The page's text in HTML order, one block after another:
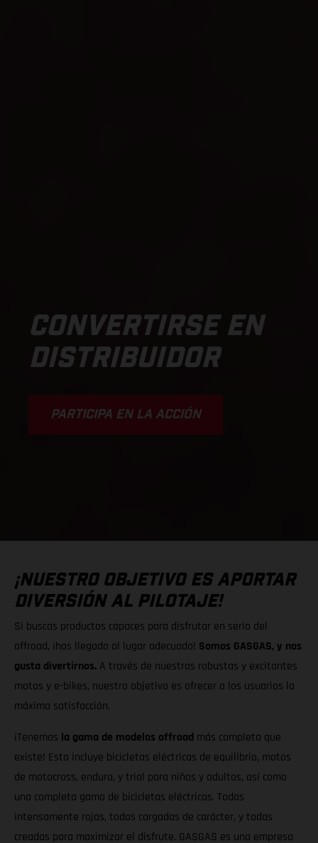
CONVERTIRSE EN
DISTRIBUIDOR
PARTICIPA EN LA ACCIÓN
¡NUESTRO OBJETIVO ES APORTAR
DIVERSIÓN AL PILOTAJE!
Si buscas productos capaces para disfrutar en serio del
offroad, ¡has llegado al lugar adecuado! Somos GASGAS, y nos
gusta divertirnos. A través de nuestras robustas y excitantes
motos y e-bikes, nuestro objetivo es ofrecer a los usuarios la
máxima satisfacción.
¡Tenemos la gama de modelos offroad más completa que
existe! Esta incluye bicicletas eléctricas de equilibrio, motos
de motocross, enduro, y trial para niños y adultos, así como
una completa gama de bicicletas eléctricas. Todas
intensamente rojas, todas cargadas de carácter, y todas
creadas para maximizar el disfrute. GASGAS es una empresa